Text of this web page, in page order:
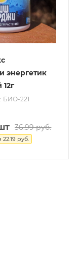
БИО-221
36.99руб.
22.19 руб.